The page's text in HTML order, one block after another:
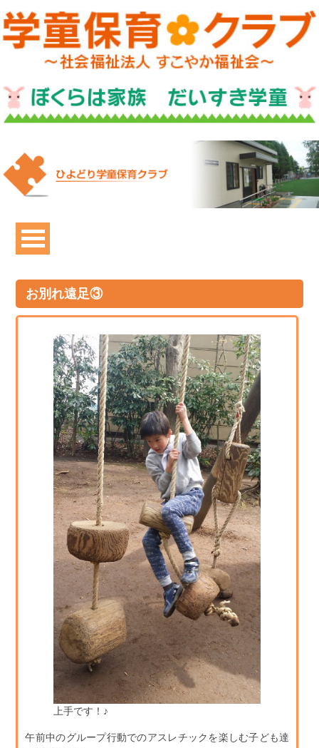
お別れ遠足③
上手です！♪
午前中のグループ行動でのアスレチックを楽しむ子ども達